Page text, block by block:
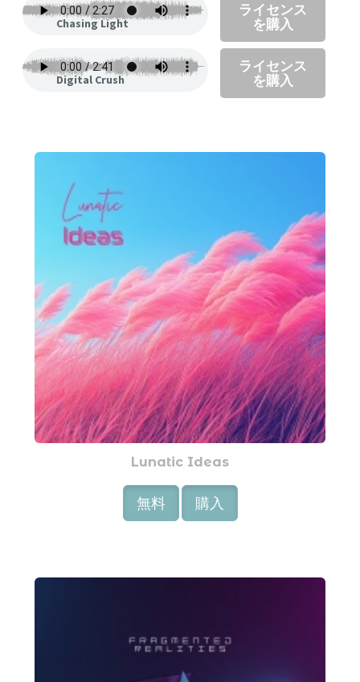
Chasing Light
ライセンス
を購入
Digital Crush
ライセンス
を購入
Lunatic Ideas
無料 購入